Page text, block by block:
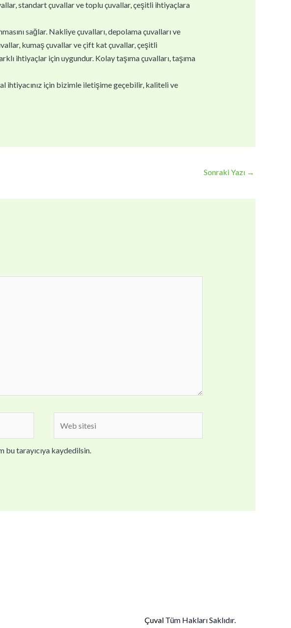
standart çuvallar ve toplu çuvallar, çeşitli ihtiyaçlara
sağlar. Nakliye çuvalları, depolama çuvalları ve
kumaş çuvallar ve çift kat çuvallar, çeşitli
ihtiyaçlar için uygundur. Kolay taşıma çuvalları, taşıma
ihtiyacınız için bizimle iletişime geçebilir, kaliteli ve
Sonraki Yazı →
bu tarayıcıya kaydedilsin.
ÇuvalTüm Hakları Saklıdır.